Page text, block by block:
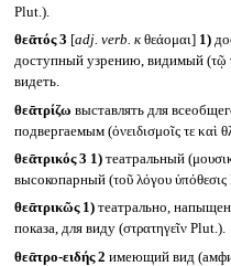
Plut.).
θεᾱτός 3 [adj. verb. кθεάομαι] 1)
доступный узрению, видимый (τῷ
видеть.
θεᾱτρίζω выставлять для
подвергаемым (ὀνειδισμοῖς τε καὶ
θεᾱτρικός 3 1)театральный
высокопарный (τοῦ λόγου ὑπόθεσις
θεᾱτρικῶς 1)театрально,
показа, для виду (στρατηγεῖν Plut.).
θεᾱτρο-ειδής 2 имеющий вид